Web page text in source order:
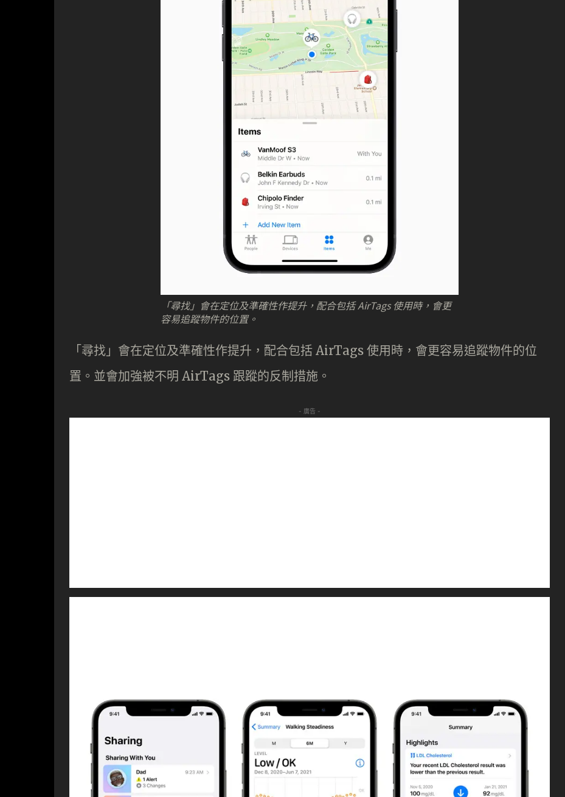
「尋找」會在定位及準確性作提升，配合包括 AirTags 使用時，會更
容易追蹤物件的位置。
「尋找」會在定位及準確性作提升，配合包括 AirTags 使用時，會更容易追蹤物件的位
置。並會加強被不明 AirTags 跟蹤的反制措施。
- 廣告 -